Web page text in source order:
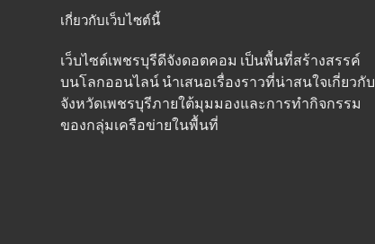
เกี่ยวกับเว็บไซต์นี้
เว็บไซต์เพชรบุรีดีจังดอตคอม เป็นพื้นที่สร้างสรรค์
บนโลกออนไลน์ นำเสนอเรื่องราวที่น่าสนใจเกี่ยวกับ
จังหวัดเพชรบุรีภายใต้มุมมองและการทำกิจกรรม
ของกลุ่มเครือข่ายในพื้นที่